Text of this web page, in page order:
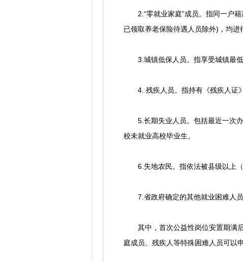
2.“零就业家庭”成员。指同一户籍
已领取养老保险待遇人员除外)，均进
3.城镇低保人员。指享受城镇最低
4. 残疾人员。指持有《残疾人证》
5.长期失业人员。包括最近一次办
校未就业高校毕业生。
6.失地农民。指依法被县级以上（
7.省政府确定的其他就业困难人员
其中，首次公益性岗位安置期满后
庭成员、残疾人等特殊困难人员可以